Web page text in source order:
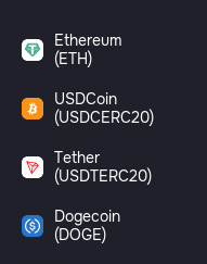
Ethereum
(ETH)
USDCoin
(USDCERC20)
Tether
(USDTERC20)
Dogecoin
(DOGE)